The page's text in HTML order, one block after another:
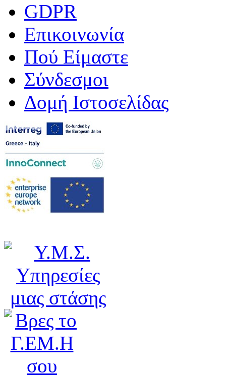
GDPR
Επικοινωνία
Πού Είμαστε
Σύνδεσμοι
Δομή Ιστοσελίδας